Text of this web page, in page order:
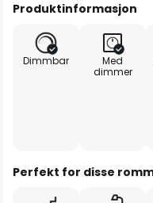
Produktinformasjon
Dimmbar
Med
dimmer
Perfekt for disse